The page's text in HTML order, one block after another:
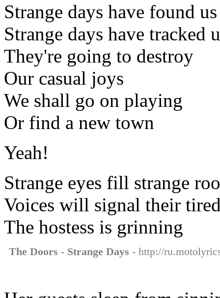
Strange days have found us
Strange days have tracked
They're going to destroy
Our casual joys
We shall go on playing
Or find a new town
Yeah!
Strange eyes fill strange
Voices will signal their
The hostess is grinning
The Doors - Strange Days - http://